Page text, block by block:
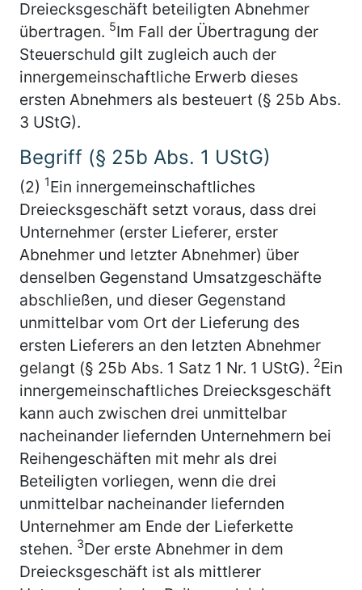
Dreiecksgeschäft beteiligten Abnehmer
übertragen. 5Im Fall der Übertragung der
Steuerschuld gilt zugleich auch der
innergemeinschaftliche Erwerb dieses
ersten Abnehmers als besteuert (§ 25b Abs.
3 UStG).
Begriff (§ 25b Abs. 1 UStG)
(2) 1Ein innergemeinschaftliches
Dreiecksgeschäft setzt voraus, dass drei
Unternehmer (erster Lieferer, erster
Abnehmer und letzter Abnehmer) über
denselben Gegenstand Umsatzgeschäfte
abschließen, und dieser Gegenstand
unmittelbar vom Ort der Lieferung des
ersten Lieferers an den letzten Abnehmer
gelangt (§ 25b Abs. 1 Satz 1 Nr. 1 UStG). 2Ein
innergemeinschaftliches Dreiecksgeschäft
kann auch zwischen drei unmittelbar
nacheinander liefernden Unternehmern bei
Reihengeschäften mit mehr als drei
Beteiligten vorliegen, wenn die drei
unmittelbar nacheinander liefernden
Unternehmer am Ende der Lieferkette
stehen. 3Der erste Abnehmer in dem
Dreiecksgeschäft ist als mittlerer